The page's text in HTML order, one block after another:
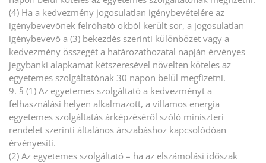
(4) Ha a kedvezmény jogosulatlan igénybevételére az
igénybevevőnek felróható okból került sor, a jogosulatlan
igénybevevő a (3) bekezdés szerinti különbözet vagy a
kedvezmény összegét a határozathozatal napján érvényes
jegybanki alapkamat kétszeresével növelten köteles az
egyetemes szolgáltatónak 30 napon belül megfizetni.
9. § (1) Az egyetemes szolgáltató a kedvezményt a
felhasználási helyen alkalmazott, a villamos energia
egyetemes szolgáltatás árképzéséről szóló miniszteri
rendelet szerinti általános árszabáshoz kapcsolódóan
érvényesíti.
(2) Az egyetemes szolgáltató – ha az elszámolási időszak